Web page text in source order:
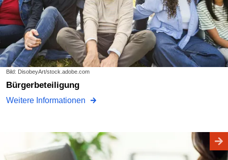
Bild: DisobeyArt/stock.adobe.com
Bürgerbeteiligung
Weitere Informationen